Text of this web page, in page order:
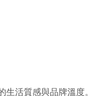
活質感與品牌溫度。